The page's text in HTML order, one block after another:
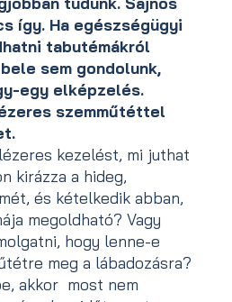
így. Ha egészségügyi
tabutémákról
sem gondolunk,
egy elképzelés.
szemműtéttel
kezelést, mi juthat
kirázza a hideg,
és kételkedik abban,
megoldható? Vagy
hogy lenne-e
meg a lábadozásra?
akkor most nem